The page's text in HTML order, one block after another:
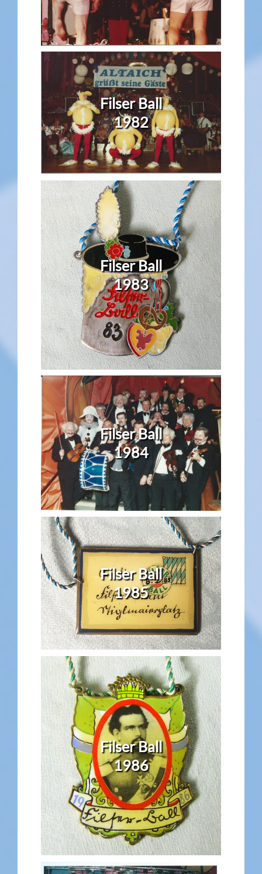
Filser Ball
1982
Filser Ball
1983
Filser Ball
1984
Filser Ball
1985
Filser Ball
1986